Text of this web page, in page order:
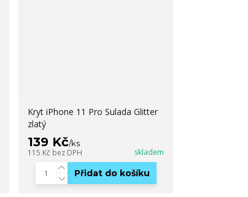
Kryt iPhone 11 Pro Sulada Glitter
zlatý
139 Kč/ks
115 Kč bez DPH skladem
Přidat do košíku